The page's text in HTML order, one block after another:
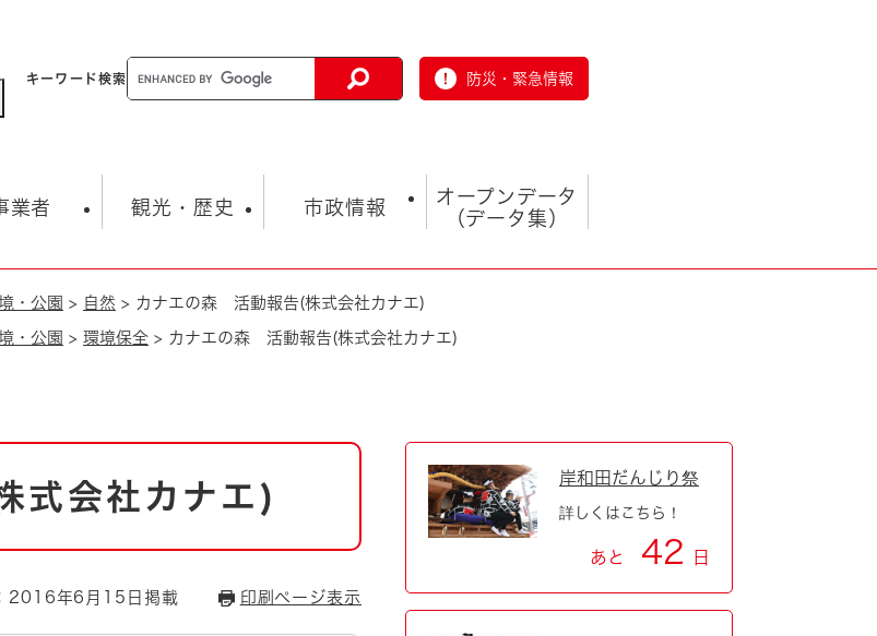
キーワード検索 防災・緊急情報
生涯学習・スポーツ
業者
入札・契約情報 まちづくり・協働
観光・歴史
観光スポット
とじる
市政情報
総合計画
オープンデータ
（データ集）
オープンデータ
・公園 > 自然 > カナエの森 活動報告(株式会社カナエ)
・公園 > 環境保全 > カナエの森 活動報告(株式会社カナエ)
式会社カナエ)
2016年6月15日掲載 印刷ページ表示
岸和田だんじり祭
詳しくはこちら！
あと 42 日